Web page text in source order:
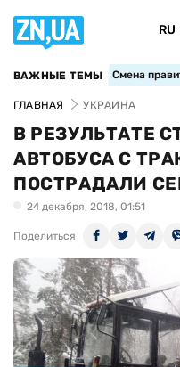
RU
ВАЖНЫЕ ТЕМЫ Смена
ГЛАВНАЯ УКРАИНА
В РЕЗУЛЬТАТЕ
АВТОБУСА С
ПОСТРАДАЛИ
24 декабря, 2018, 01:51
Поделиться